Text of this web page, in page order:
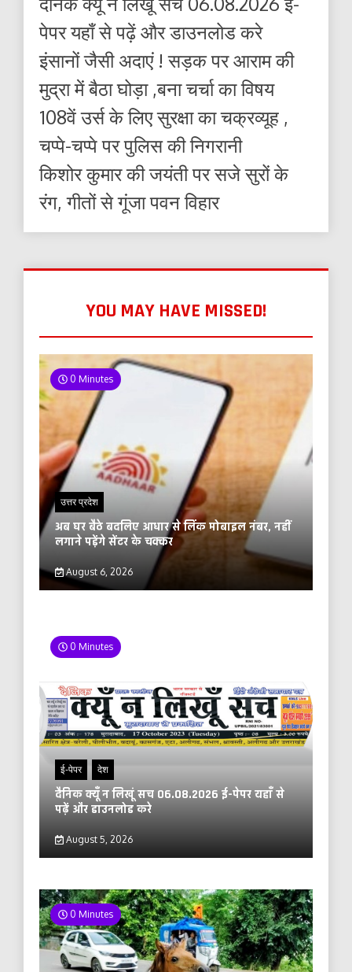
पेपर यहाँ से पढ़ें और डाउनलोड करे
इंसानों जैसी अदाएं ! सड़क पर आराम की
मुद्रा में बैठा घोड़ा ,बना चर्चा का विषय
108वें उर्स के लिए सुरक्षा का चक्रव्यूह ,
चप्पे-चप्पे पर पुलिस की निगरानी
किशोर कुमार की जयंती पर सजे सुरों के
रंग, गीतों से गूंजा पवन विहार
YOU MAY HAVE MISSED!
0 Minutes
उत्तर प्रदेश
अब घर बैठे बदलिए आधार से लिंक मोबाइल नंबर, नहीं
लगाने पड़ेंगे सेंटर के चक्कर
August 6, 2026
0 Minutes
ई-पेपर देश
दैनिक क्यूँ न लिखूं सच 06.08.2026 ई-पेपर यहाँ से
पढ़ें और डाउनलोड करे
August 5, 2026
0 Minutes